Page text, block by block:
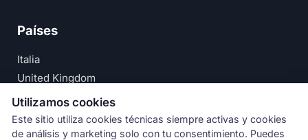
Países
Italia
United Kingdom
Deutschland
España
Utilizamos cookies
Este sitio utiliza cookies técnicas siempre activas y cookies
de análisis y marketing solo con tu consentimiento. Puedes